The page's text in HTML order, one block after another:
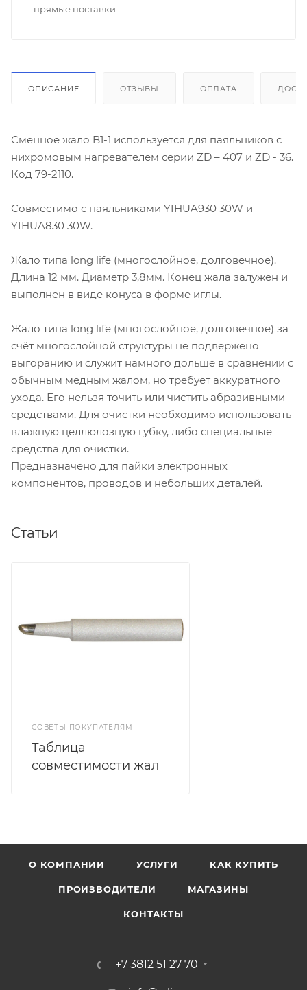
прямые поставки
ОПИСАНИЕ ОТЗЫВЫ ОПЛАТА
Сменное жало B1-1 используется для паяльников с
нихромовым нагревателем серии ZD – 407 и ZD - 36.
Код 79-2110.
Совместимо с паяльниками YIHUA930 30W и
YIHUA830 30W.
Жало типа long life (многослойное, долговечное).
Длина 12 мм. Диаметр 3,8мм. Конец жала залужен и
выполнен в виде конуса в форме иглы.
Жало типа long life (многослойное, долговечное) за
счёт многослойной структуры не подвержено
выгоранию и служит намного дольше в сравнении с
обычным медным жалом, но требует аккуратного
ухода. Его нельзя точить или чистить абразивными
средствами. Для очистки необходимо использовать
влажную целлюлозную губку, либо специальные
средства для очистки.
Предназначено для пайки электронных
компонентов, проводов и небольших деталей.
Статьи
СОВЕТЫ ПОКУПАТЕЛЯМ
Таблица
совместимости жал
О КОМПАНИИ УСЛУГИ КАК КУПИТЬ
ПРОИЗВОДИТЕЛИ МАГАЗИНЫ
КОНТАКТЫ
+7 3812 51 27 70